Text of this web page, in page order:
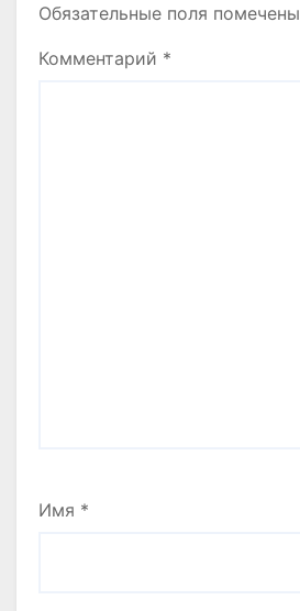
Обязательные поля помечены
Комментарий *
Имя *